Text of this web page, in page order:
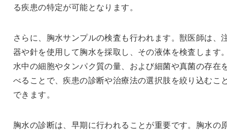
る疾患の特定が可能となります。
さらに、胸水サンプルの検査も行われます。獣医師は、
器や針を使用して胸水を採取し、その液体を検査します
水中の細胞やタンパク質の量、および細菌や真菌の存在
べることで、疾患の診断や治療法の選択肢を絞り込むこ
できます。
胸水の診断は、早期に行われることが重要です。胸水の